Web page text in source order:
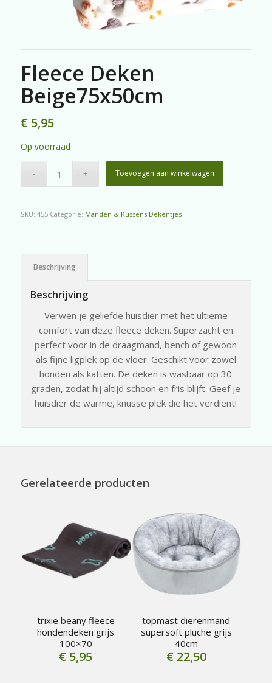
Fleece Deken
Beige75x50cm
€5,95
Op voorraad
Toevoegen aan winkelwagen
SKU: 455 Categorie: Manden & Kussens Dekentjes
Beschrijving
Beschrijving
Verwen je geliefde huisdier met het ultieme
comfort van deze fleece deken. Superzacht en
perfect voor in de draagmand, bench of gewoon
als fijne ligplek op de vloer. Geschikt voor zowel
honden als katten. De deken is wasbaar op 30
graden, zodat hij altijd schoon en fris blijft. Geef je
huisdier de warme, knusse plek die het verdient!
Gerelateerde producten
trixie beany fleece
hondendeken grijs
100×70
€ 5,95
topmast dierenmand
supersoft pluche grijs
40cm
€22,50